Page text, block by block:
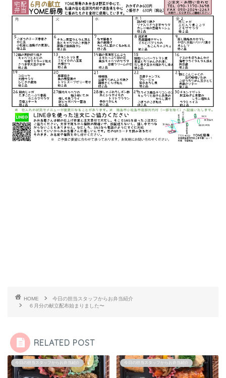
HOME
今日の担当スタッフからお弁当紹介
６月分の献立配布始まりました〜
RELATED POST
今日の担当スタッフからお弁当紹介 今日の担当スタッフからお弁当紹介